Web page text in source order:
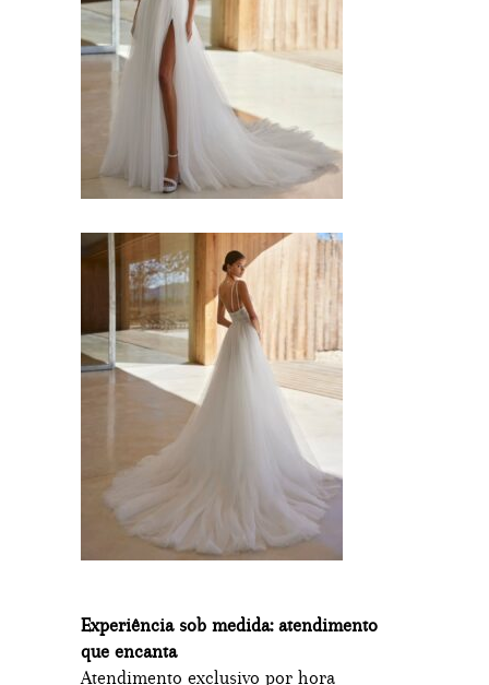
Experiência sob medida: atendimento
que encanta
Atendimento exclusivo por hora